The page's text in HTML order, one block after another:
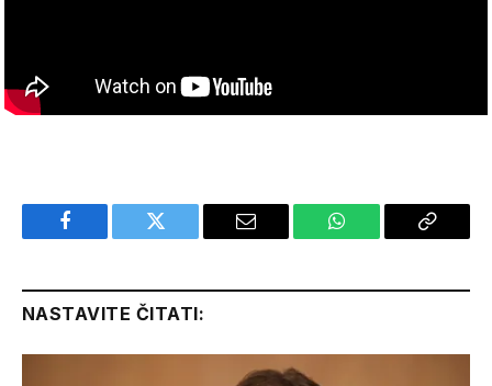
Facebook Twitter Email WhatsApp Copy
NASTAVITE ČITATI: